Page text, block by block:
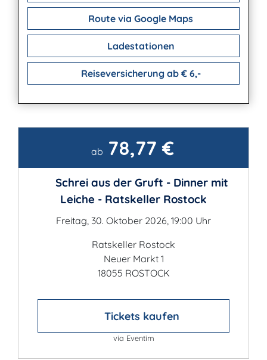
Route via Google Maps
Ladestationen
Reiseversicherung ab € 6,-
ab 78,77 €
Schrei aus der Gruft - Dinner mit
Leiche - Ratskeller Rostock
Freitag, 30. Oktober 2026, 19:00 Uhr
Ratskeller Rostock
Neuer Markt 1
18055 ROSTOCK
Tickets kaufen
via Eventim